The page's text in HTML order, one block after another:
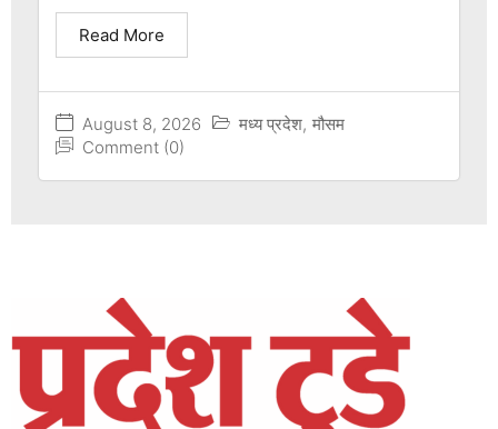
August 8, 2026 मध्य प्रदेश, मौसम
Comment (0)
Read More